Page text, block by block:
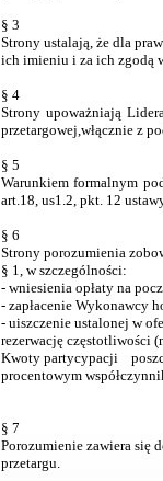
§ 3
Strony ustalają, że dla
ich imieniu i za ich zgodą
§ 4
Strony upoważniają
przetargowej,włącznie z
§ 5
Warunkiem formalnym
art.18, us1.2, pkt. 12
§ 6
Strony porozumienia
§ 1, w szczególności:
- wniesienia opłaty na
- zapłacenie Wykonawcy
- uiszczenie ustalonej w
rezerwację częstotliwości
Kwoty partycypacji
procentowym
§ 7
Porozumienie zawiera się
przetargu.